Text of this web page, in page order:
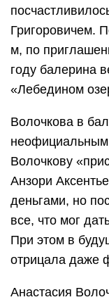
Григоровичем.
м, по
году балерина
«Лебедином
Волочкова в
неофициальным
Волочкову
Анзори
деньгами, но
все, что мог
При этом в
отрицала даже
Анастасия